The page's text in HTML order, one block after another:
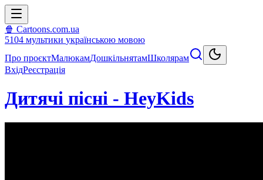
🍿 Cartoons.com.ua
5104 мультики українською мовою
Про проєктМалюкамДошкільнятамШколярам
ВхідРеєстрація
Дитячі пісні - HeyKids